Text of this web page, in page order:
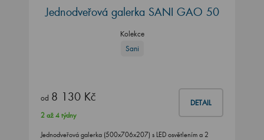
Jednodveřová galerka SANI GAO 50
Kolekce
Sani
od 8 130 Kč DETAIL
2 až 4 týdny
Jednodveřová galerka (500x706x207) s LED osvětlením a 2